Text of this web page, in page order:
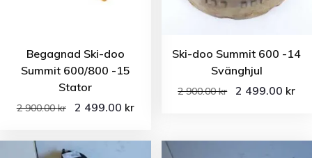
Begagnad Ski-doo
Summit 600/800 -15
Stator
2 900.00kr 2 499.00 kr
Ski-doo Summit 600 -14
Svänghjul
2 900.00kr 2 499.00 kr